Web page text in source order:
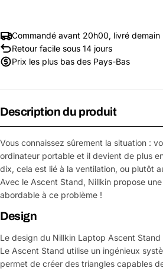
Commandé avant 20h00, livré demain
Retour facile sous 14 jours
Prix les plus bas des Pays-Bas
Description du produit
Vous connaissez sûrement la situation :
ordinateur portable et il devient de plus
dix, cela est lié à la ventilation, ou plutôt
Avec le Ascent Stand, Nillkin propose
abordable à ce problème !
Design
Le design du Nillkin Laptop Ascent
Le Ascent Stand utilise un ingénieux
permet de créer des triangles capables